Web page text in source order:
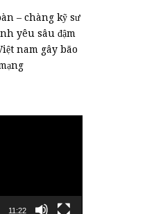
– chàng kỹ sư
yêu sâu đậm
nam gây bão
11:22